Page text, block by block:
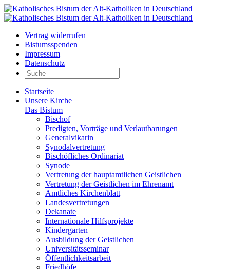
Vertrag widerrufen
Bistumsspenden
Impressum
Datenschutz
Startseite
Unsere Kirche
Das Bistum
Bischof
Predigten, Vorträge und Verlautbarungen
Generalvikarin
Synodalvertretung
Bischöfliches Ordinariat
Synode
Vertretung der hauptamtlichen Geistlichen
Vertretung der Geistlichen im Ehrenamt
Amtliches Kirchenblatt
Landesvertretungen
Dekanate
Internationale Hilfsprojekte
Kindergarten
Ausbildung der Geistlichen
Universitätsseminar
Öffentlichkeitsarbeit
Friedhöfe